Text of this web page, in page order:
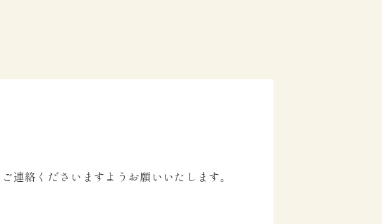
連絡くださいますようお願いいたします。